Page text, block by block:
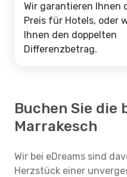
Wir garantieren Ihnen
Preis für Hotels, oder
Ihnen den doppelten
Differenzbetrag.
Buchen Sie die
Marrakesch
Wir bei eDreams sind
Herzstück einer